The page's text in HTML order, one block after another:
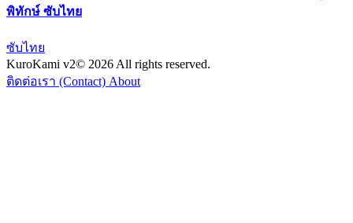
พิทักษ์ ซับไทย
ซับไทย
KuroKami v2© 2026 All rights reserved.
ติดต่อเรา (Contact) About